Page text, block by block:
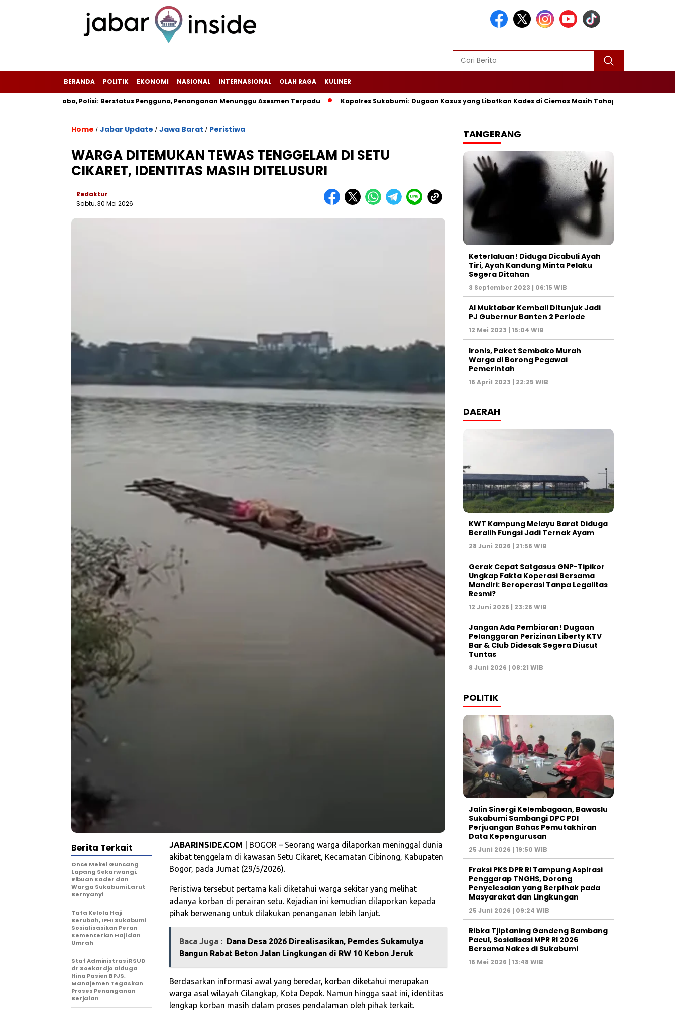
BERANDA POLITIK EKONOMI NASIONAL INTERNASIONAL OLAH RAGA KULINER
Narkoba, Polisi: Berstatus Pengguna, Penanganan Menunggu Asesmen Terpadu Kapolres Sukabumi: Dugaan Kasus yang Libatkan Kades di Ciemas Masih Tahap Penyelidikan
Home / Jabar Update / Jawa Barat / Peristiwa
WARGA DITEMUKAN TEWAS TENGGELAM DI SETU
CIKARET, IDENTITAS MASIH DITELUSURI
Redaktur
Sabtu, 30 Mei 2026
JABARINSIDE.COM | BOGOR – Seorang warga dilaporkan meninggal dunia
akibat tenggelam di kawasan Setu Cikaret, Kecamatan Cibinong, Kabupaten
Bogor, pada Jumat (29/5/2026).
Peristiwa tersebut pertama kali diketahui warga sekitar yang melihat
adanya korban di perairan setu. Kejadian ini kemudian dilaporkan kepada
pihak berwenang untuk dilakukan penanganan lebih lanjut.
Baca Juga : Dana Desa 2026 Direalisasikan, Pemdes Sukamulya
Bangun Rabat Beton Jalan Lingkungan di RW 10 Kebon Jeruk
Berdasarkan informasi awal yang beredar, korban diketahui merupakan
warga asal wilayah Cilangkap, Kota Depok. Namun hingga saat ini, identitas
lengkap korban masih dalam proses pendalaman oleh pihak terkait.
Berita Terkait
Once Mekel Guncang
Lapang Sekarwangi,
Ribuan Kader dan
Warga Sukabumi Larut
Bernyanyi
Tata Kelola Haji
Berubah, IPHI Sukabumi
Sosialisasikan Peran
Kementerian Haji dan
Umrah
Staf Administrasi RSUD
dr Soekardjo Diduga
Hina Pasien BPJS,
Manajemen Tegaskan
Proses Penanganan
Berjalan
TANGERANG
Keterlaluan! Diduga Dicabuli Ayah
Tiri, Ayah Kandung Minta Pelaku
Segera Ditahan
3 September 2023 | 06:15 WIB
Al Muktabar Kembali Ditunjuk Jadi
PJ Gubernur Banten 2 Periode
12 Mei 2023 | 15:04 WIB
Ironis, Paket Sembako Murah
Warga di Borong Pegawai
Pemerintah
16 April 2023 | 22:25 WIB
DAERAH
KWT Kampung Melayu Barat Diduga
Beralih Fungsi Jadi Ternak Ayam
28 Juni 2026 | 21:56 WIB
Gerak Cepat Satgasus GNP-Tipikor
Ungkap Fakta Koperasi Bersama
Mandiri: Beroperasi Tanpa Legalitas
Resmi?
12 Juni 2026 | 23:26 WIB
Jangan Ada Pembiaran! Dugaan
Pelanggaran Perizinan Liberty KTV
Bar & Club Didesak Segera Diusut
Tuntas
8 Juni 2026 | 08:21 WIB
POLITIK
Jalin Sinergi Kelembagaan, Bawaslu
Sukabumi Sambangi DPC PDI
Perjuangan Bahas Pemutakhiran
Data Kepengurusan
25 Juni 2026 | 19:50 WIB
‎Fraksi PKS DPR RI Tampung Aspirasi
Penggarap TNGHS, Dorong
Penyelesaian yang Berpihak pada
Masyarakat dan Lingkungan‎
25 Juni 2026 | 09:24 WIB
Ribka Tjiptaning Gandeng Bambang
Pacul, Sosialisasi MPR RI 2026
Bersama Nakes di Sukabumi
16 Mei 2026 | 13:48 WIB